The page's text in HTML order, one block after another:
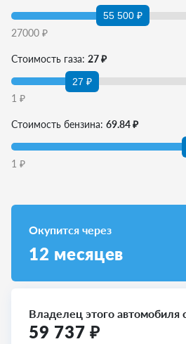
55 500 ₽
27000 ₽
Стоимость газа: 27 ₽
27 ₽
1 ₽
Стоимость бензина: 69.84 ₽
1 ₽
Окупится через
12 месяцев
Владелец этого автомобиля
59 737 ₽